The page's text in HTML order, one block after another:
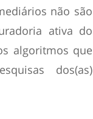
não são
ativa do
algoritmos que
dos(as)